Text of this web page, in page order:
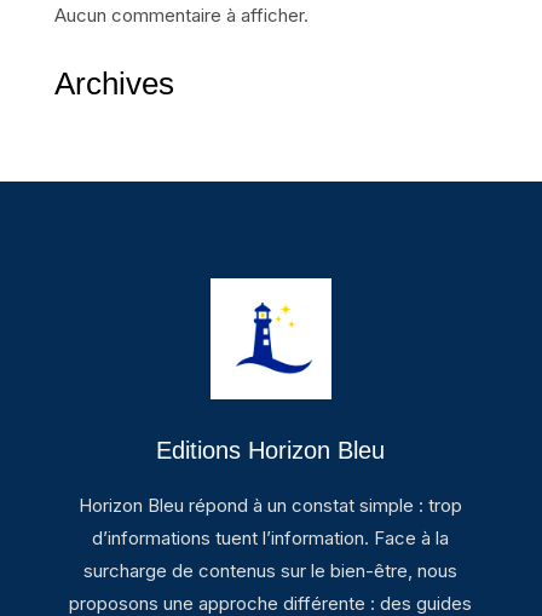
Aucun commentaire à afficher.
Archives
Editions Horizon Bleu
Horizon Bleu répond à un constat simple : trop
d’informations tuent l’information. Face à la
surcharge de contenus sur le bien-être, nous
proposons une approche différente : des guides